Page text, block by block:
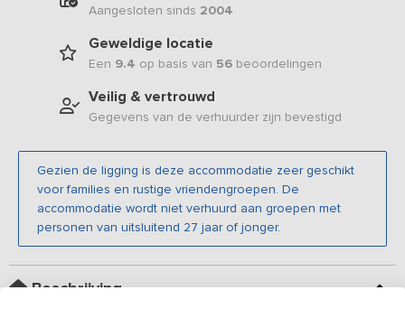
Aangesloten sinds 2004
Geweldige locatie
Een 9.4 op basis van 56 beoordelingen
Veilig & vertrouwd
Gegevens van de verhuurder zijn bevestigd
Gezien de ligging is deze accommodatie zeer geschikt
voor families en rustige vriendengroepen. De
accommodatie wordt niet verhuurd aan groepen met
personen van uitsluitend 27 jaar of jonger.
Beschrijving